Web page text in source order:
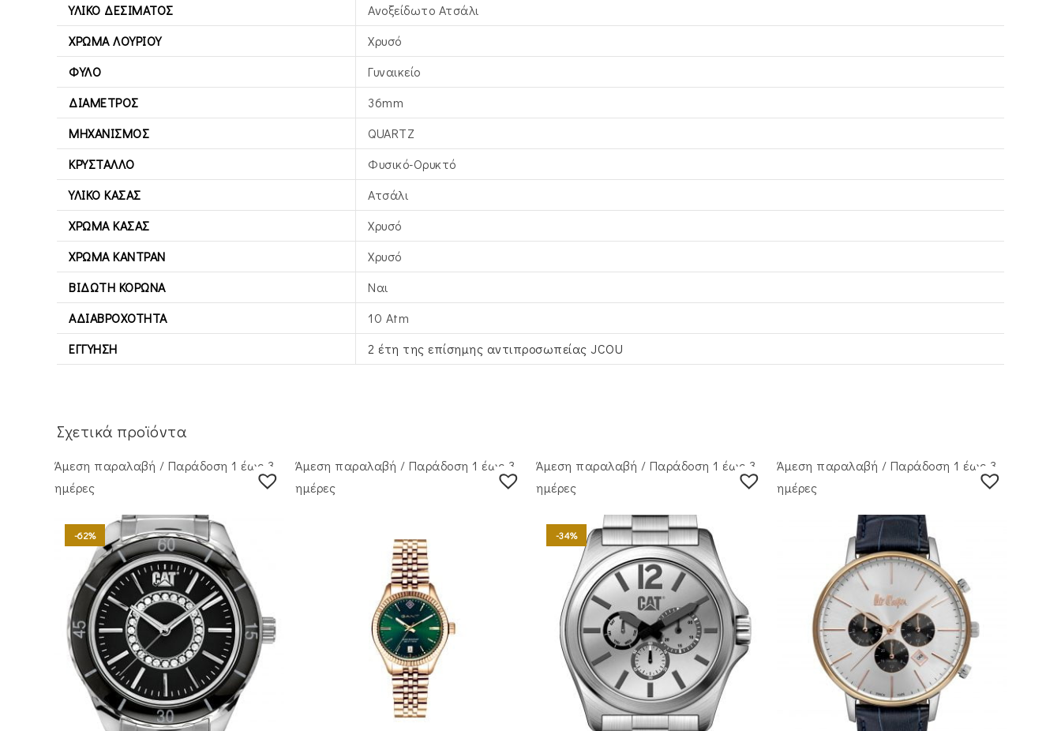
ΥΛΙΚΌ ΔΕΣΊΜΑΤΟΣ
Ανοξείδωτο Ατσάλι
ΧΡΏΜΑ ΛΟΥΡΙΟΎ
Χρυσό
ΦΎΛΟ
Γυναικείο
ΔΙΆΜΕΤΡΟΣ
36mm
ΜΗΧΑΝΙΣΜΌΣ
QUARTZ
ΚΡΎΣΤΑΛΛΟ
Φυσικό-Ορυκτό
ΥΛΙΚΌ ΚΆΣΑΣ
Ατσάλι
ΧΡΏΜΑ ΚΆΣΑΣ
Χρυσό
ΧΡΏΜΑ ΚΑΝΤΡΆΝ
Χρυσό
ΒΙΔΩΤΉ ΚΟΡΏΝΑ
Ναι
ΑΔΙΑΒΡΟΧΌΤΗΤΑ
10 Atm
ΕΓΓΎΗΣΗ
2 έτη της επίσημης αντιπροσωπείας JCOU
Σχετικά προϊόντα
Άμεση παραλαβή / Παράδoση 1 έως 3
ημέρες
-62%
Άμεση παραλαβή / Παράδoση 1 έως 3
ημέρες
Άμεση παραλαβή / Παράδoση 1 έως 3
ημέρες
-34%
Άμεση παραλαβή / Παράδoση 1 έως 3
ημέρες